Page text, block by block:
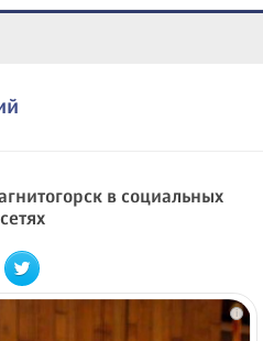
в социальных
сетях
i